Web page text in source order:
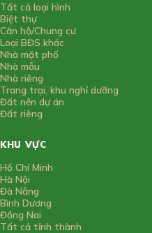
Tất cả loại hình
Biệt thự
Căn hộ/Chung cư
Loại BĐS khác
Nhà mặt phố
Nhà mẫu
Nhà riêng
Trang trại, khu nghỉ dưỡng
Đất nền dự án
Đất riêng
KHU VỰC
Hồ Chí Minh
Hà Nội
Đà Nẵng
Bình Dương
Đồng Nai
Tất cả tỉnh thành